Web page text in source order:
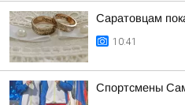
Саратовцам
10:41
Спортсмены